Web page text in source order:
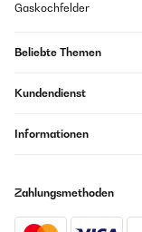
Gaskochfelder
Beliebte Themen
Kundendienst
Informationen
Zahlungsmethoden